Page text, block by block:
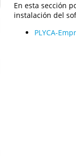
En esta sección
instalación del
PLYCA-